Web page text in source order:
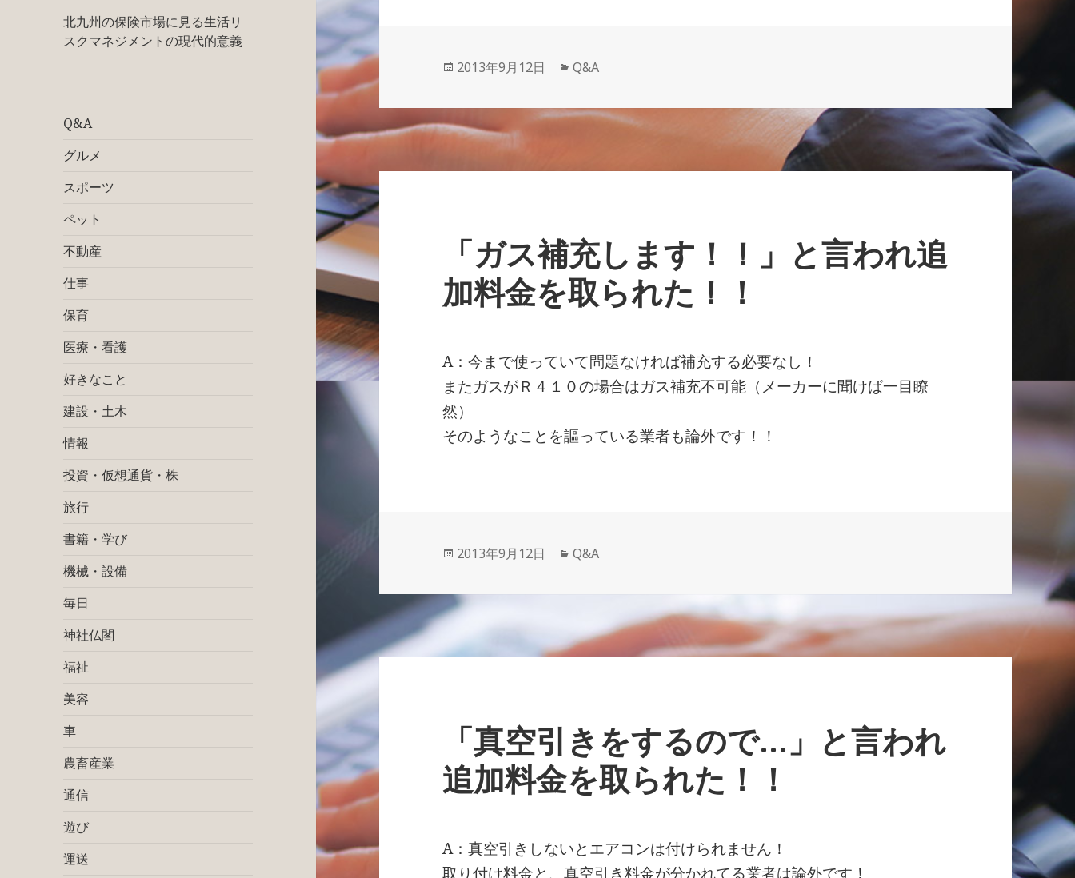
北九州の保険市場に見る生活リ
スクマネジメントの現代的意義
Q&A
グルメ
スポーツ
ペット
不動産
仕事
保育
医療・看護
好きなこと
建設・土木
情報
投資・仮想通貨・株
旅行
書籍・学び
機械・設備
毎日
神社仏閣
福祉
美容
車
農畜産業
通信
遊び
運送
投
日:
2013年9月12日
カ
ゴ
Q&A
「ガス補充します！！」と言われ追
加料金を取られた！！
A：今まで使っていて問題なければ補充する必要なし！
またガスがＲ４１０の場合はガス補充不可能（メーカーに聞けば一目瞭
然）
そのようなことを謳っている業者も論外です！！
投
日:
2013年9月12日
カ
Q&A
「真空引きをするので…」と言われ
追加料金を取られた！！
A：真空引きしないとエアコンは付けられません！
取り付け料金と、真空引き料金が分かれてる業者は論外です！